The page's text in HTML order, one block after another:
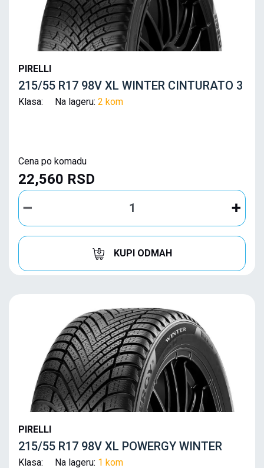
PIRELLI
215/55 R17 98V XL WINTER CINTURATO 3
Klasa: Na lageru: 2 kom
Cena po komadu
22,560 RSD
KUPI ODMAH
PIRELLI
215/55 R17 98V XL POWERGY WINTER
Klasa: Na lageru: 1 kom